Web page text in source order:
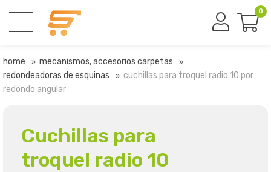
0
home
mecanismos, accesorios carpetas
redondeadoras de esquinas
cuchillas para troquel radio 10 por
redondo angular
Cuchillas para
troquel radio 10